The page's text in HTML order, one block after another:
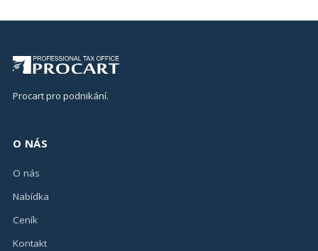
Procart pro podnikání.
O NÁS
O nás
Nabídka
Ceník
Kontakt